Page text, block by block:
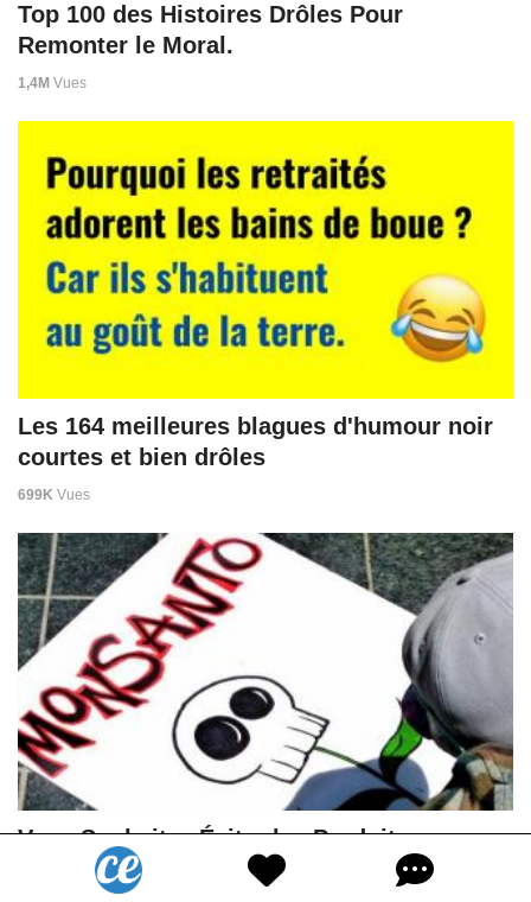
Top 100 des Histoires Drôles Pour
Remonter le Moral.
1,4M Vues
Les 164 meilleures blagues d'humour noir
courtes et bien drôles
699K Vues
Vous Souhaitez Éviter les Produits
Monsanto ? Voici La Liste des Marques.